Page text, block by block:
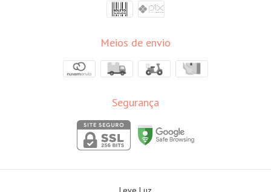
Meios de envio
Segurança